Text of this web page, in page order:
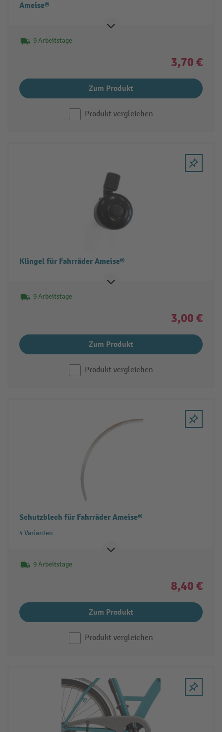
Ameise®
9 Arbeitstage
3,70 €
Zum Produkt
Produkt vergleichen
Klingel für Fahrräder Ameise®
9 Arbeitstage
3,00 €
Zum Produkt
Produkt vergleichen
Schutzblech für Fahrräder Ameise®
4 Varianten
9 Arbeitstage
8,40 €
Zum Produkt
Produkt vergleichen